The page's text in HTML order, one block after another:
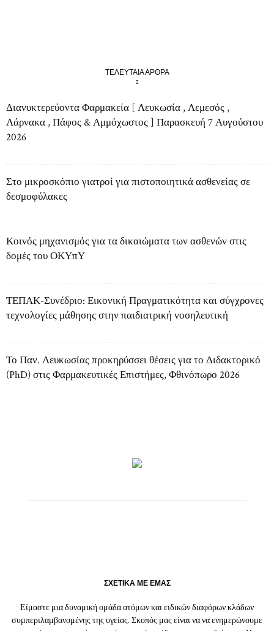
ΤΕΛΕΥΤΑΙΑ ΑΡΘΡΑ
Διανυκτερεύοντα Φαρμακεία [ Λευκωσία , Λεμεσός ,
Λάρνακα , Πάφος & Αμμόχωστος ] Παρασκευή 7 Αυγούστου
2026
Στο μικροσκόπιο γιατροί για πιστοποιητικά ασθενείας σε
δεσμοφύλακες
Κοινός μηχανισμός για τα δικαιώματα των ασθενών στις
δομές του ΟΚΥπΥ
ΤΕΠΑΚ-Συνέδριο: Εικονική Πραγματικότητα και σύγχρονες
τεχνολογίες μάθησης στην παιδιατρική νοσηλευτική
Το Παν. Λευκωσίας προκηρύσσει θέσεις για το Διδακτορικό
(PhD) στις Φαρμακευτικές Επιστήμες, Φθινόπωρο 2026
ΣΧΕΤΙΚΑ ΜΕ ΕΜΑΣ
Είμαστε μια δυναμική ομάδα ατόμων και ειδικών διαφόρων κλάδων
συμπεριλαμβανομένης της υγείας. Σκοπός μας είναι να να ενημερώνουμε